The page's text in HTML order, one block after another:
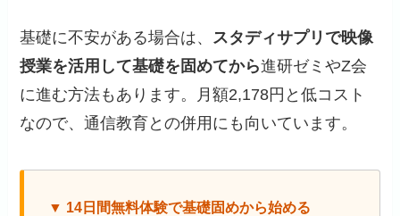
基礎に不安がある場合は、 スタディサプリで映像
授業を活用して基礎を固めてから進研ゼミやZ会
に進む方法もあります。月額2,178円と低コスト
なので、通信教育との併用にも向いています。
▼ 14日間無料体験で基礎固めから始める